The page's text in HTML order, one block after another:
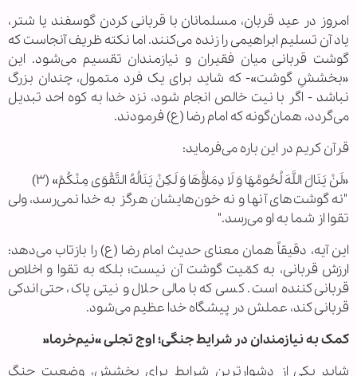
امروز در عید قربان، مسلمانان با قربانی کردن گوسفند یا شتر،
یاد آن تسلیم ابراهیمی را زنده می‌کنند. اما نکته ظریف آنجاست که
گوشت قربانی میان فقیران و نیازمندان تقسیم می‌شود. این
«بخششِ گوشت»- که شاید برای یک فرد متمول، چندان بزرگ
نباشد - اگر با نیت خالص انجام شود، نزد خدا به کوه احد تبدیل
می‌گردد، همان‌گونه که امام رضا (ع) فرمودند.
قرآن کریم در این باره می‌فرماید:
«لَنْ یَنَالَ اللَّهَ لُحُومُهَا وَ لَا دِمَاؤُهَا وَ لَکِنْ یَنَالُهُ التَّقْوَی مِنْکُمْ» (۳)
"نه گوشت‌های آنها و نه خون‌هایشان هرگز به خدا نمی‌رسد، ولی
تقوا از شما به او می‌رسد."
این آیه، دقیقاً همان معنای حدیث امام رضا (ع) را بازتاب می‌دهد:
ارزش قربانی، به کمّیت گوشت آن نیست؛ بلکه به تقوا و اخلاص
قربانی‌کننده است. کسی که با مالی حلال و نیتی پاک، حتی اندکی
قربانی کند، عملش در پیشگاه خدا عظیم می‌شود.
کمک به نیازمندان در شرایط جنگی؛ اوج تجلی «نیم‌خرما»
شاید یکی از دشوارترین شرایط برای بخشش، وضعیت جنگ